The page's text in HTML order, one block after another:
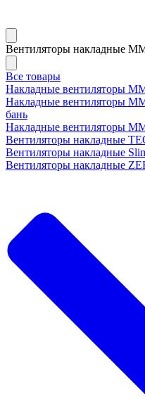
Вентиляторы накладные
Все товары
Накладные вентиляторы
Накладные вентиляторы
бань
Накладные вентиляторы
Вентиляторы накладные
Вентиляторы накладные
Вентиляторы накладные